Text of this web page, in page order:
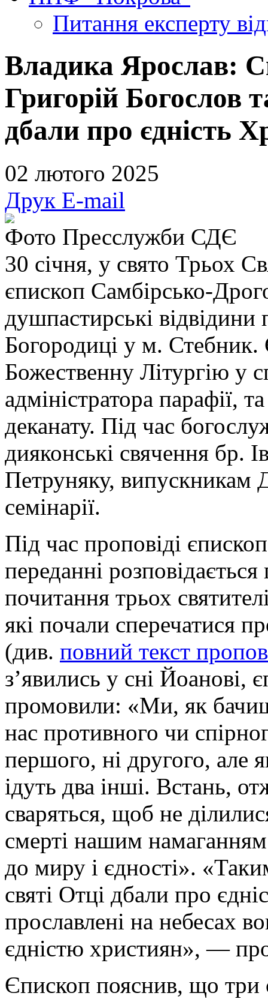
Питання експерту
Владика Ярослав:
Григорій Богослов
дбали про єдність
02 лютого 2025
Друк E-mail
Фото Пресслужби СДЄ
30 січня, у свято Трьох
єпископ Самбірсько-
душпастирські відвідини
Богородиці у м. Стебник.
Божественну Літургію у
адміністратора парафії,
деканату. Під час
дияконські свячення бр.
Петруняку, випускникам
семінарії.
Під час проповіді
переданні
почитання трьох
які почали сперечатися
(див. повний текст
з’явились у сні Йоанові,
промовили: «Ми, як
нас противного чи
першого, ні другого, але
ідуть два інші. Встань,
сваряться, щоб не
смерті нашим намаганням
до миру і єдності».
святі Отці дбали про
прославлені на небесах
єдністю християн», —
Єпископ пояснив, що три